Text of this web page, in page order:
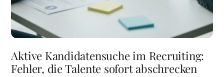
Aktive Kandidatensuche im Recruiting:
Fehler, die Talente sofort abschrecken